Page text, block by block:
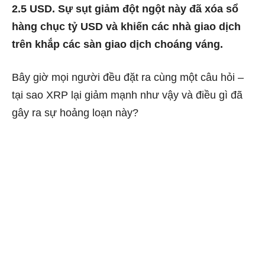
2.5 USD. Sự sụt giảm đột ngột này đã xóa sổ
hàng chục tỷ USD và khiến các nhà giao dịch
trên khắp các sàn giao dịch choáng váng.
Bây giờ mọi người đều đặt ra cùng một câu hỏi –
tại sao XRP lại giảm mạnh như vậy và điều gì đã
gây ra sự hoảng loạn này?